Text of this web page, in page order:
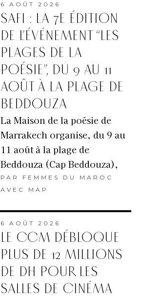
6 AOÛT 2026
SAFI : LA 7E ÉDITION
DE L’ÉVÉNEMENT “LES
PLAGES DE LA
POÉSIE”, DU 9 AU 11
AOÛT À LA PLAGE DE
BEDDOUZA
La Maison de la poésie de
Marrakech organise, du 9 au
11 août à la plage de
Beddouza (Cap Beddouza),
PAR FEMMES DU MAROC
AVEC MAP
6 AOÛT 2026
LE CCM DÉBLOQUE
PLUS DE 12 MILLIONS
DE DH POUR LES
SALLES DE CINÉMA